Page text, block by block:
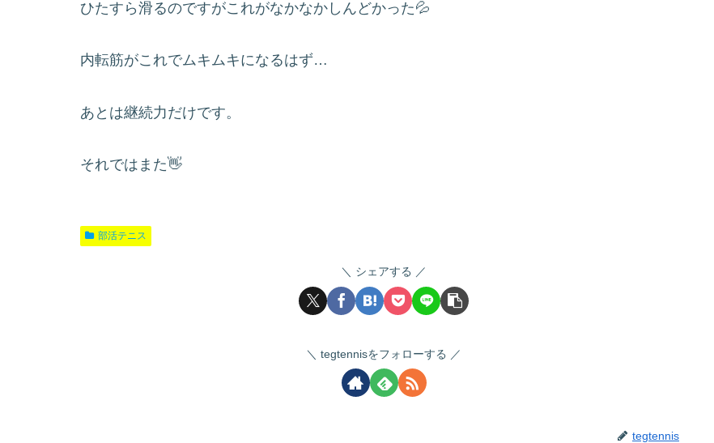
ひたすら滑るのですがこれがなかなかしんどかった💦
内転筋がこれでムキムキになるはず…
あとは継続力だけです。
それではまた👋
部活テニス
シェアする
tegtennisをフォローする
tegtennis